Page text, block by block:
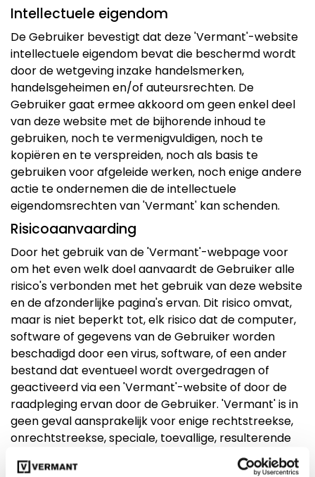
Intellectuele eigendom
De Gebruiker bevestigt dat deze 'Vermant'-website
intellectuele eigendom bevat die beschermd wordt
door de wetgeving inzake handelsmerken,
handelsgeheimen en/of auteursrechten. De
Gebruiker gaat ermee akkoord om geen enkel deel
van deze website met de bijhorende inhoud te
gebruiken, noch te vermenigvuldigen, noch te
kopiëren en te verspreiden, noch als basis te
gebruiken voor afgeleide werken, noch enige andere
actie te ondernemen die de intellectuele
eigendomsrechten van 'Vermant' kan schenden.
Risicoaanvaarding
Door het gebruik van de 'Vermant'-webpage voor
om het even welk doel aanvaardt de Gebruiker alle
risico's verbonden met het gebruik van deze website
en de afzonderlijke pagina's ervan. Dit risico omvat,
maar is niet beperkt tot, elk risico dat de computer,
software of gegevens van de Gebruiker worden
beschadigd door een virus, software, of een ander
bestand dat eventueel wordt overgedragen of
geactiveerd via een 'Vermant'-website of door de
raadpleging ervan door de Gebruiker. 'Vermant' is in
geen geval aansprakelijk voor enige rechtstreekse,
onrechtstreekse, speciale, toevallige, resulterende
of bestraffende beschadigingen, met inbegrip van
maar niet beperkt tot winstverlies of